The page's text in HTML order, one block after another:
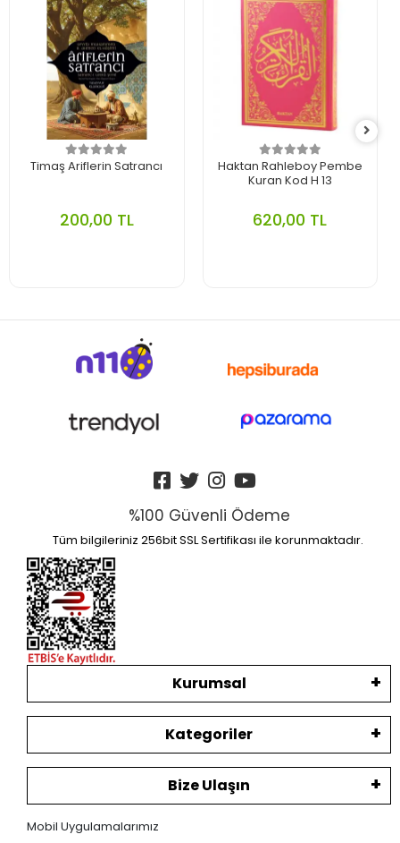
Timaş Ariflerin Satrancı
200,00 TL
Haktan Rahleboy Pembe
Kuran Kod H 13
620,00 TL
%100 Güvenli Ödeme
Tüm bilgileriniz 256bit SSL Sertifikası ile korunmaktadır.
Kurumsal
Kategoriler
Bize Ulaşın
Mobil Uygulamalarımız